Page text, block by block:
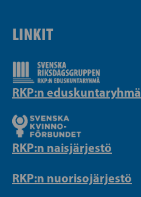
LINKIT
RKP:n eduskuntaryhmä
RKP:n naisjärjestö
RKP:n nuorisojärjestö